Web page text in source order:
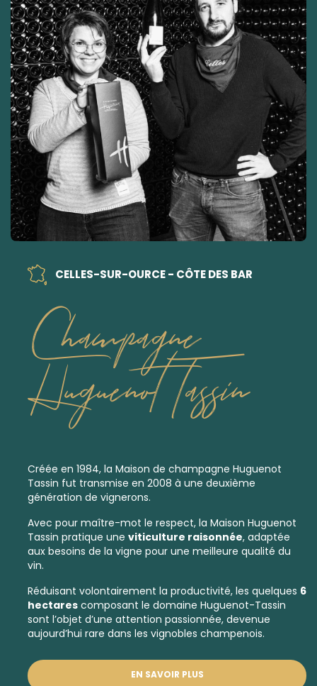
CELLES-SUR-OURCE - CÔTE DES BAR
Champagne
Huguenot Tassin
Créée en 1984, la Maison de champagne Huguenot
Tassin fut transmise en 2008 à une deuxième
génération de vignerons.
Avec pour maître-mot le respect, la Maison Huguenot
Tassin pratique une viticulture raisonnée, adaptée
aux besoins de la vigne pour une meilleure qualité du
vin.
Réduisant volontairement la productivité, les quelques 6
hectares composant le domaine Huguenot-Tassin
sont l’objet d’une attention passionnée, devenue
aujourd’hui rare dans les vignobles champenois.
EN SAVOIR PLUS